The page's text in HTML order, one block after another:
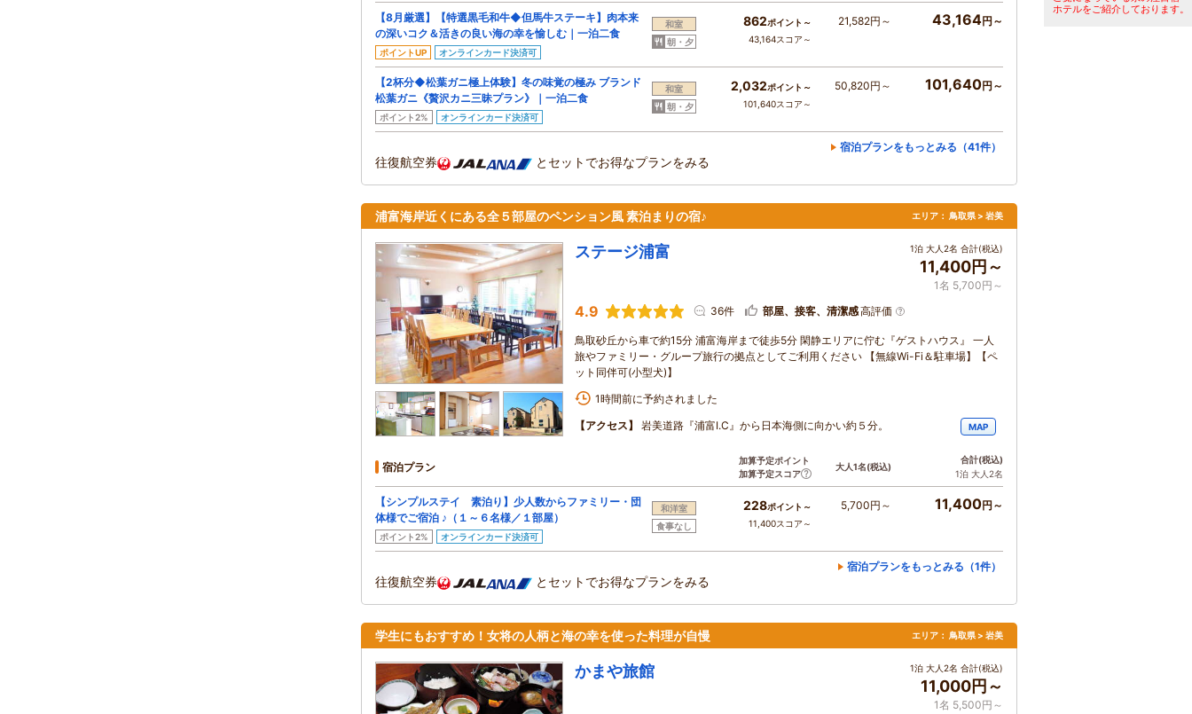
【8月厳選】【特選黒毛和牛◆但馬牛ステーキ】肉本来
の深いコク＆活きの良い海の幸を愉しむ｜一泊二食
ポイントUP オンラインカード決済可
和室
朝・夕
862ポイント～
43,164スコア～
21,582円～ 43,164円～
【2杯分◆松葉ガニ極上体験】冬の味覚の極み ブランド
松葉ガニ《贅沢カニ三昧プラン》｜一泊二食
ポイント2% オンラインカード決済可
和室
朝・夕
2,032ポイント～
101,640スコア～
50,820円～ 101,640円～
宿泊プランをもっとみる（41件）
往復航空券 とセットでお得なプランをみる
浦富海岸近くにある全５部屋のペンション風 素泊まりの宿♪ エリア： 鳥取県 > 岩美
ステージ浦富 1泊 大人2名 合計(税込)
11,400円～
1名 5,700円～
4.9 36件 部屋、接客、清潔感高評価
鳥取砂丘から車で約15分 浦富海岸まで徒歩5分 閑静エリアに佇む『ゲストハウス』 一人
旅やファミリー・グループ旅行の拠点としてご利用ください 【無線Wi-Fi＆駐車場】【ペ
ット同伴可(小型犬)】
1時間前に予約されました
【アクセス】
岩美道路『浦富I.C』から日本海側に向かい約５分。 MAP
宿泊プラン
加算予定ポイント
加算予定スコア
大人1名(税込)
合計(税込)
1泊 大人2名
【シンプルステイ 素泊り】少人数からファミリー・団
体様でご宿泊 ♪（１～６名様／１部屋）
ポイント2% オンラインカード決済可
和洋室
食事なし
228ポイント～
11,400スコア～
5,700円～ 11,400円～
宿泊プランをもっとみる（1件）
往復航空券 とセットでお得なプランをみる
学生にもおすすめ！女将の人柄と海の幸を使った料理が自慢 エリア： 鳥取県 > 岩美
かまや旅館 1泊 大人2名 合計(税込)
11,000円～
1名 5,500円～
ホテルをご紹介しております。